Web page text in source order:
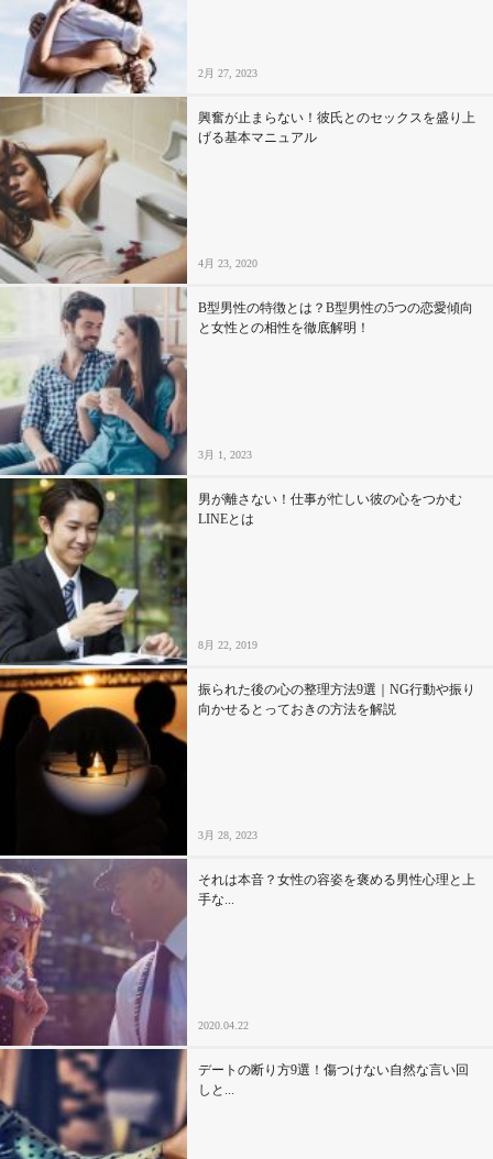
2月 27, 2023
興奮が止まらない！彼氏とのセックスを盛り上
げる基本マニュアル
4月 23, 2020
B型男性の特徴とは？B型男性の5つの恋愛傾向
と女性との相性を徹底解明！
3月 1, 2023
男が離さない！仕事が忙しい彼の心をつかむ
LINEとは
8月 22, 2019
振られた後の心の整理方法9選｜NG行動や振り
向かせるとっておきの方法を解説
3月 28, 2023
それは本音？女性の容姿を褒める男性心理と上
手な...
2020.04.22
デートの断り方9選！傷つけない自然な言い回
しと...